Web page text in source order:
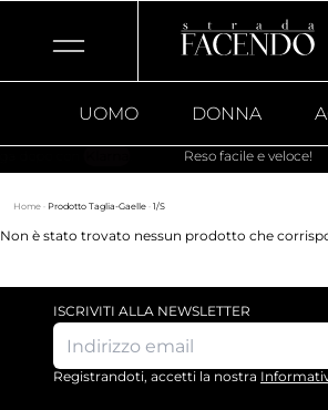
UOMO DONNA
Reso facile e veloce!
Home · Prodotto Taglia-Gaelle · 1/S
Non è stato trovato nessun prodotto che
ISCRIVITI ALLA NEWSLETTER
Registrandoti, accetti la nostra